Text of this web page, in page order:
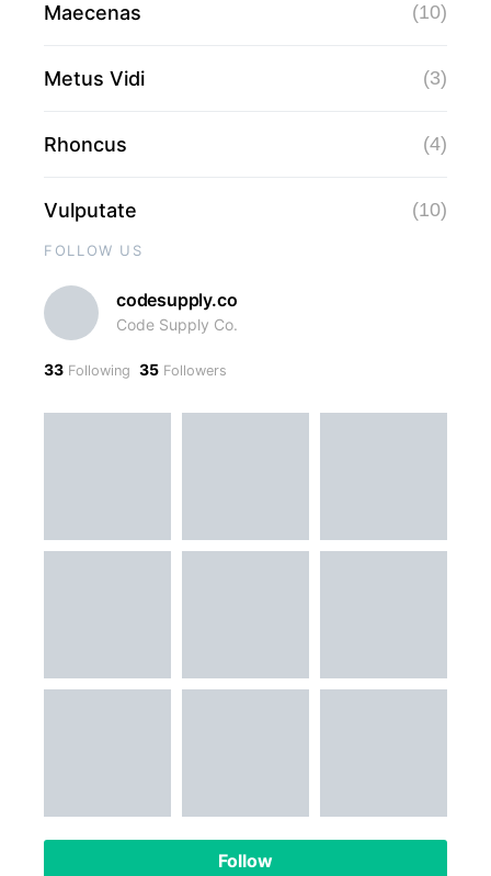
Maecenas (10)
Metus Vidi (3)
Rhoncus (4)
Vulputate (10)
FOLLOW US
codesupply.co
Code Supply Co.
33 Following 35 Followers
Follow